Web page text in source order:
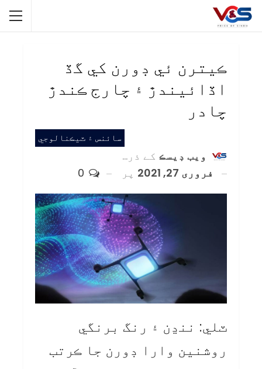
ڪيترن ئي ڊورن کي گڏ
اڏائيندڙ ۽ چارج ڪندڙ
چادر
سائنس ۽ ٽيڪنالوجي
ويب ڊيسڪ کے ذریعہ
فروری 27, 2021
پر
ٽلي: ننڍن ۽ رنگ برنگي
روشنين وارا ڊورن جا ڪرتب